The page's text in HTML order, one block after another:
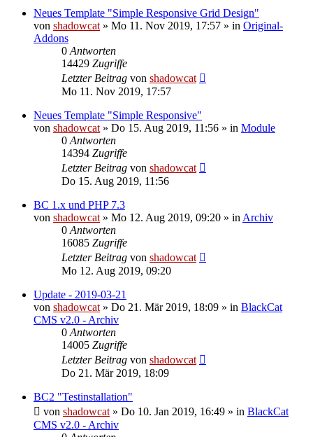
Neues Template "Simple Responsive Grid Design"
von shadowcat » Mo 11. Nov 2019, 17:57 » in Original-
Addons
0 Antworten
14429 Zugriffe
Letzter Beitrag von shadowcat
Mo 11. Nov 2019, 17:57
Neues Template "Simple Responsive"
von shadowcat » Do 15. Aug 2019, 11:56 » in Module
0 Antworten
14394 Zugriffe
Letzter Beitrag von shadowcat
Do 15. Aug 2019, 11:56
BC 1.x und PHP 7.3
von shadowcat » Mo 12. Aug 2019, 09:20 » in Archiv
0 Antworten
16085 Zugriffe
Letzter Beitrag von shadowcat
Mo 12. Aug 2019, 09:20
Update - 2019-03-21
von shadowcat » Do 21. Mär 2019, 18:09 » in BlackCat
CMS v2.0 - Archiv
0 Antworten
14005 Zugriffe
Letzter Beitrag von shadowcat
Do 21. Mär 2019, 18:09
BC2 "Testinstallation"
von shadowcat » Do 10. Jan 2019, 16:49 » in BlackCat
CMS v2.0 - Archiv